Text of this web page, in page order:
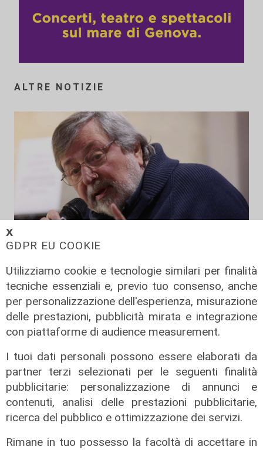
𝗫
GDPR EU COOKIE
Utilizziamo cookie e tecnologie similari per finalità
tecniche essenziali e, previo tuo consenso, anche
per personalizzazione dell'esperienza, misurazione
delle prestazioni, pubblicità mirata e integrazione
con piattaforme di audience measurement.
I tuoi dati personali possono essere elaborati da
partner terzi selezionati per le seguenti finalità
pubblicitarie: personalizzazione di annunci e
contenuti, analisi delle prestazioni pubblicitarie,
ricerca del pubblico e ottimizzazione dei servizi.
Rimane in tuo possesso la facoltà di accettare in
ALTRE NOTIZIE
Addio
Mondo della musica in lutto, è
morto Francesco Guccini
06/08/2026
di F.S.